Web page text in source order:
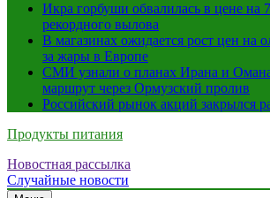
Икра горбуши обвалилась в цене на
рекордного вылова
В магазинах ожидается рост цен на
за жары в Европе
СМИ узнали о планах Ирана и
маршрут через Ормузский пролив
Российский рынок акций закрылся
Продукты питания
Новостная рассылка
Случайные новости